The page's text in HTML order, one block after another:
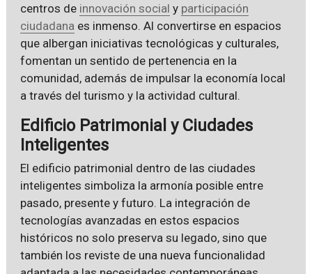
centros de innovación social y participación
ciudadana es inmenso. Al convertirse en espacios
que albergan iniciativas tecnológicas y culturales,
fomentan un sentido de pertenencia en la
comunidad, además de impulsar la economía local
a través del turismo y la actividad cultural.
Edificio Patrimonial y Ciudades
Inteligentes
El edificio patrimonial dentro de las ciudades
inteligentes simboliza la armonía posible entre
pasado, presente y futuro. La integración de
tecnologías avanzadas en estos espacios
históricos no solo preserva su legado, sino que
también los reviste de una nueva funcionalidad